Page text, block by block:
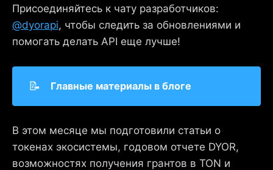
Присоединяйтесь к чату разработчиков:
@dyorapi, чтобы следить за обновлениями и
помогать делать API еще лучше!
📝 Главные материалы в блоге
В этом месяце мы подготовили статьи о
токенах экосистемы, годовом отчете DYOR,
возможностях получения грантов в TON и